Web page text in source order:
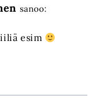
sanoo:
esim